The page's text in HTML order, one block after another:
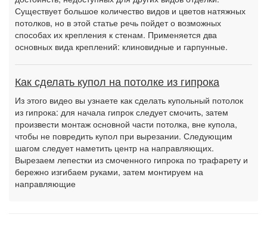
Существует большое количество видов и цветов натяжных
потолков, но в этой статье речь пойдет о возможных
способах их крепления к стенам. Применяется два
основных вида креплений: клиновидные и гарпунные.
Как сделать купол на потолке из гипрока
Из этого видео вы узнаете как сделать купольный потолок
из гипрока: для начала гипрок следует смочить, затем
произвести монтаж основной части потолка, вне купола,
чтобы не повредить купол при вырезании. Следующим
шагом следует наметить центр на направляющих.
Вырезаем лепестки из смоченного гипрока по трафарету и
бережно изгибаем руками, затем монтируем на
направляющие